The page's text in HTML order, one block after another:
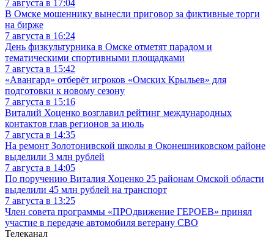
7 августа в 17:04
В Омске мошеннику вынесли приговор за фиктивные торги
на бирже
7 августа в 16:24
День физкультурника в Омске отметят парадом и
тематическими спортивными площадками
7 августа в 15:42
«Авангард» отберёт игроков «Омских Крыльев» для
подготовки к новому сезону
7 августа в 15:16
Виталий Хоценко возглавил рейтинг международных
контактов глав регионов за июль
7 августа в 14:35
На ремонт Золотонивской школы в Оконешниковском районе
выделили 3 млн рублей
7 августа в 14:05
По поручению Виталия Хоценко 25 районам Омской области
выделили 45 млн рублей на транспорт
7 августа в 13:25
Член совета программы «ПРОдвижение ГЕРОЕВ» принял
участие в передаче автомобиля ветерану СВО
Телеканал